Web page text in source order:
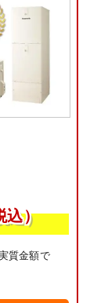
込）
質金額で